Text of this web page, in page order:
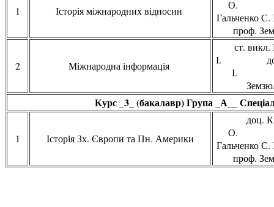
1 Історія міжнародних відносин
О.
проф.
2 Міжнародна інформація
ст. викл.
І. доц.
І.
Курс _3_ (бакалавр) Група _А__
1 Історія Зх. Європи та Пн. Америки
доц.
О.
проф.